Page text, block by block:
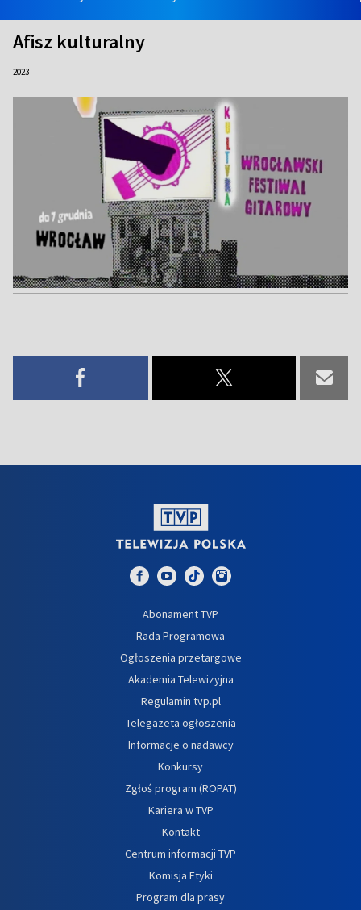
Afisz kulturalny
2023
Abonament TVP
Rada Programowa
Ogłoszenia przetargowe
Akademia Telewizyjna
Regulamin tvp.pl
Telegazeta ogłoszenia
Informacje o nadawcy
Konkursy
Zgłoś program (ROPAT)
Kariera w TVP
Kontakt
Centrum informacji TVP
Komisja Etyki
Program dla prasy